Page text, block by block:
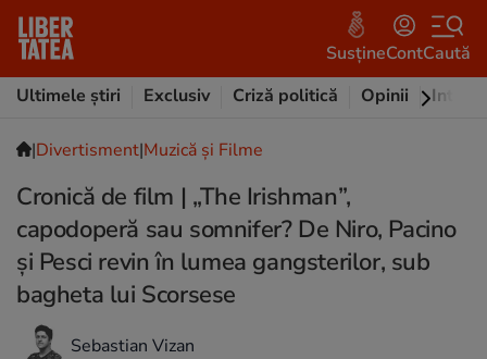
SusțineContCaută
Ultimele știri
Exclusiv Criză politică Opinii
|Divertisment|Muzică și Filme
Cronică de film | „The Irishman”,
capodoperă sau somnifer? De Niro, Pacino
și Pesci revin în lumea gangsterilor, sub
bagheta lui Scorsese
Sebastian Vizan